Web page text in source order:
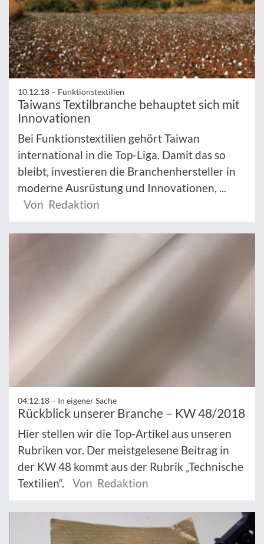
10.12.18 – Funktionstextilien
Taiwans Textilbranche behauptet sich mit
Innovationen
Bei Funktionstextilien gehört Taiwan
international in die Top-Liga. Damit das so
bleibt, investieren die Branchenhersteller in
moderne Ausrüstung und Innovationen, ...
Von Redaktion
04.12.18 – In eigener Sache
Rückblick unserer Branche – KW 48/2018
Hier stellen wir die Top-Artikel aus unseren
Rubriken vor. Der meistgelesene Beitrag in
der KW 48 kommt aus der Rubrik „Technische
Textilien“.
Von Redaktion